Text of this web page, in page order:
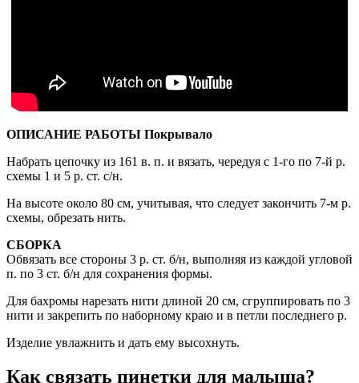
ОПИСАНИЕ РАБОТЫ Покрывало
Набрать цепочку из 161 в. п. и вязать, чередуя с 1-го по 7-й р.
схемы 1 и 5 р. ст. с/н.
На высоте около 80 см, учитывая, что следует закончить 7-м р.
схемы, обрезать нить.
СБОРКА
Обвязать все стороны 3 р. ст. б/н, выполняя из каждой угловой
п. по 3 ст. б/н для сохранения формы.
Для бахромы нарезать нити длиной 20 см, сгруппировать по 3
нити и закрепить по наборному краю и в петли последнего р.
Изделие увлажнить и дать ему высохнуть.
Как связать пинетки для малыша?